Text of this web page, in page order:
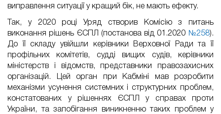
виправлення ситуації у кращий бік, не мають ефекту.
Так, у 2020 році Уряд створив Комісію з питань
виконання рішень ЄСПЛ (постанова від 01.2020 №258).
До її складу увійшли керівники Верховної Ради та її
профільних комітетів, судді вищих судів, керівники
міністерств і відомств, представники правозахисних
організацій. Цей орган при Кабміні мав розробити
механізми усунення системних і структурних проблем,
констатованих у рішеннях ЄСПЛ у справах проти
України, та запобігання виникненню таких проблем у